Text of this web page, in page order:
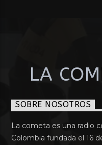
LA
SOBRE NOSOTROS
La cometa es una radio
Colombia fundada el 16